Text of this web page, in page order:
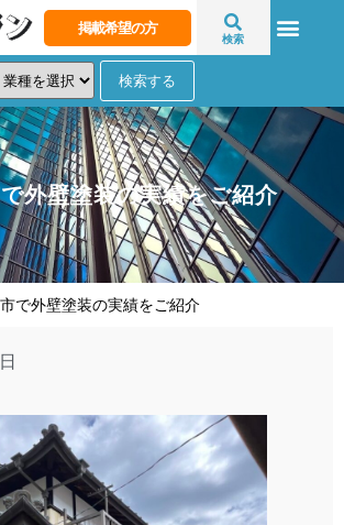
掲載希望の方
検索
外壁塗装の実績をご紹介
で外壁塗装の実績をご紹介